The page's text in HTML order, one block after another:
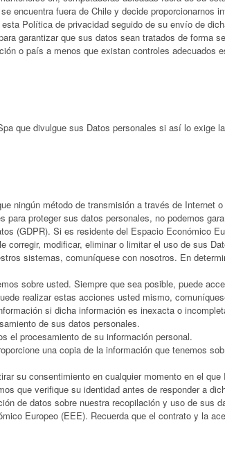
encuentra fuera de Chile y decide proporcionarnos
Política de privacidad seguido de su envío de
garantizar que sus datos sean tratados de forma
o país a menos que existan controles adecuados
que divulgue sus Datos personales si así lo exige
ningún método de transmisión a través de Internet
proteger sus datos personales, no podemos
(GDPR). Si es residente del Espacio Económico
corregir, modificar, eliminar o limitar el uso de sus
sistemas, comuníquese con nosotros. En
sobre usted. Siempre que sea posible, puede
realizar estas acciones usted mismo,
si dicha información es inexacta o
de sus datos personales.
el procesamiento de su información personal.
una copia de la información que tenemos
su consentimiento en cualquier momento en el
que verifique su identidad antes de responder a
de datos sobre nuestra recopilación y uso de sus
Europeo (EEE). Recuerda que el contrato y la